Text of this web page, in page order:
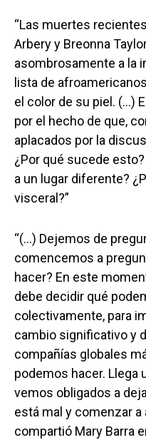
“Las muertes
Arbery y Breonna
asombrosamente a la
lista de
el color de su piel. (…)
por el hecho de que,
aplacados por la
¿Por qué sucede
a un lugar diferente?
visceral?”
“(…) Dejemos de
comencemos a
hacer? En este
debe decidir qué
colectivamente, para
cambio significativo y
compañías globales
podemos hacer. Llega
vemos obligados a
está mal y comenzar a
compartió Mary Barra